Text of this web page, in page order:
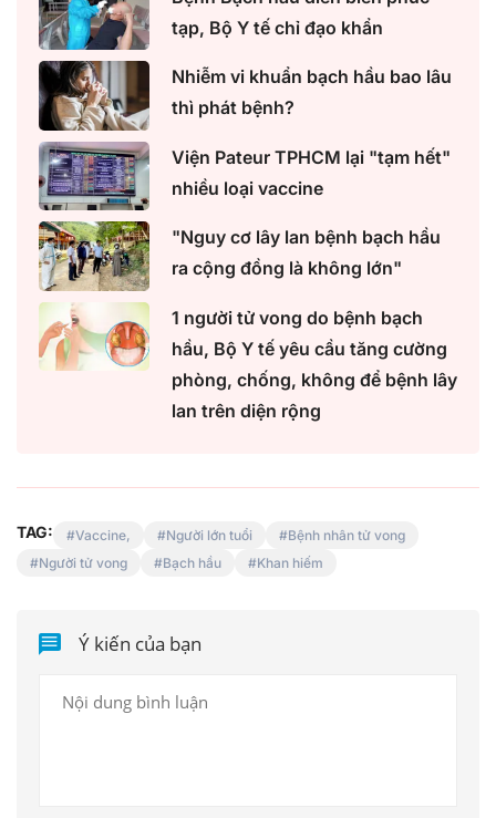
tạp, Bộ Y tế chỉ đạo khẩn
Nhiễm vi khuẩn bạch hầu bao lâu
thì phát bệnh?
Viện Pateur TPHCM lại "tạm hết"
nhiều loại vaccine
"Nguy cơ lây lan bệnh bạch hầu
ra cộng đồng là không lớn"
1 người tử vong do bệnh bạch
hầu, Bộ Y tế yêu cầu tăng cường
phòng, chống, không để bệnh lây
lan trên diện rộng
TAG: Vaccine, Người lớn tuổi
Bệnh nhân tử vong
Người tử vong
Bạch hầu Khan hiếm
Ý kiến của bạn